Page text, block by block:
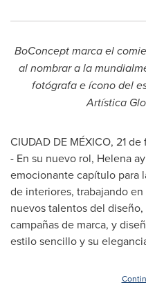
BoConcept marca el
al nombrar a la
fotógrafa e ícono del
Artística
CIUDAD DE MÉXICO, 21
- En su nuevo rol, Helena
emocionante capítulo para
de interiores, trabajando
nuevos talentos del
campañas de marca, y
estilo sencillo y su